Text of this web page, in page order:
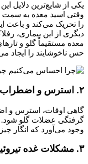
وقتی اسید معده به
را تحریک می‌کند و باعث
معده مستقیماً گلو و
حس ناخوشایند را ایجاد
۲. استرس و اضطراب
گاهی اوقات، استرس و
گرفتگی عضلات گلو شود.
وجود می‌آورد که انگار
۳. مشکلات غده تیروئید